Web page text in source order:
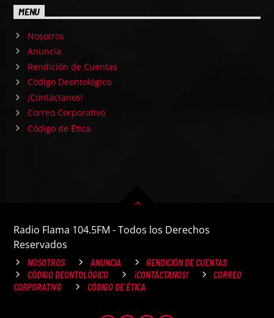
MENU
Nosotros
Anuncia
Rendición de Cuentas
Código Deontológico
¡Contáctanos!
Correo Corporativo
Código de Ética
Radio Flama 104.5FM - Todos los Derechos
Reservados
NOSOTROS ANUNCIA
RENDICIÓN DE CUENTAS
CÓDIGO DEONTOLÓGICO
¡CONTÁCTANOS!
CORREO
CORPORATIVO
CÓDIGO DE ÉTICA